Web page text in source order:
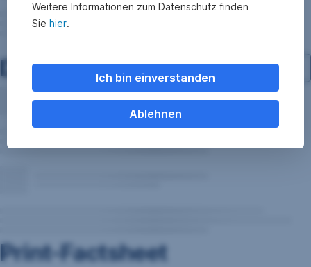
Dokumente
Print-Factsheet
Weitere Informationen zum Datenschutz finden
Sie hier.
Ich bin einverstanden
Ablehnen